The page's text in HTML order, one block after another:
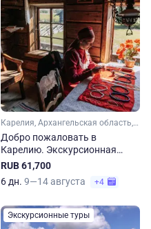
Карелия, Архангельская область, Арктика
Добро пожаловать в
Карелию. Экскурсионная
программа и сплав по реке
RUB 61,700
6 дн. 9—14 августа +4
Экскурсионные туры